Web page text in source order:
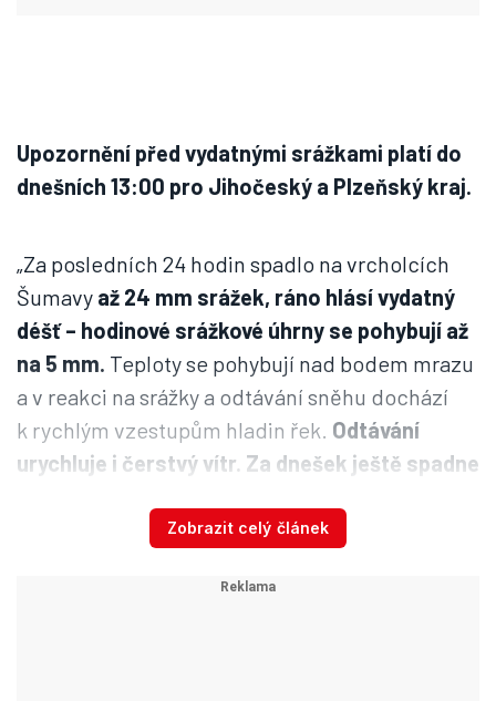
Upozornění před vydatnými srážkami platí do
dnešních 13:00 pro Jihočeský a Plzeňský kraj.
„Za posledních 24 hodin spadlo na vrcholcích
Šumavy až 24 mm srážek, ráno hlásí vydatný
déšť – hodinové srážkové úhrny se pohybují až
na 5 mm. Teploty se pohybují nad bodem mrazu
a v reakci na srážky a odtávání sněhu dochází
k rychlým vzestupům hladin řek. Odtávání
urychluje i čerstvý vítr. Za dnešek ještě spadne
slábnout - povodňová situace se bude
dotékat v dolních úsecích řek odvodňující
Zobrazit celý článek